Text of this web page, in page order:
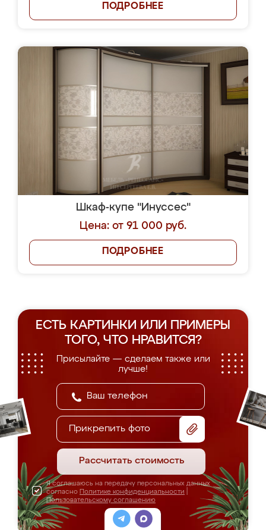
ПОДРОБНЕЕ
Шкаф-купе "Инуссес"
Цена: от 91 000 руб.
ПОДРОБНЕЕ
ЕСТЬ КАРТИНКИ ИЛИ ПРИМЕРЫ
ТОГО, ЧТО НРАВИТСЯ?
Присылайте — сделаем также или
лучше!
Прикрепить фото
Рассчитать стоимость
Я соглашаюсь на передачу персональных данных
согласно Политике конфиденциальности
Пользовательскому соглашению